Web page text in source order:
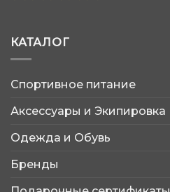
КАТАЛОГ
Спортивное питание
Аксессуары и Экипировка
Одежда и Обувь
Бренды